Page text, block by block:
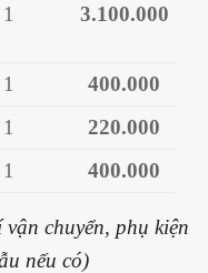
1 3.100.000
1
400.000
1
220.000
1 400.000
chuyển, phụ kiện
nếu có)